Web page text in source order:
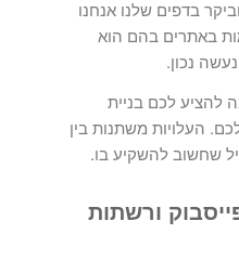
בדפים שלנו אנחנו
באתרים בהם הוא
נכון.
להציע לכם בניית
העלויות משתנות בין
שחשוב להשקיע בו.
ורשתות